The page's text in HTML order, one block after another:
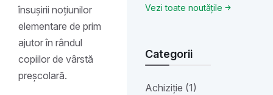
însușirii noțiunilor
elementare de prim
ajutor în rândul
copiilor de vârstă
preșcolară.
Vezi toate noutățile
Categorii
Achiziție (1)